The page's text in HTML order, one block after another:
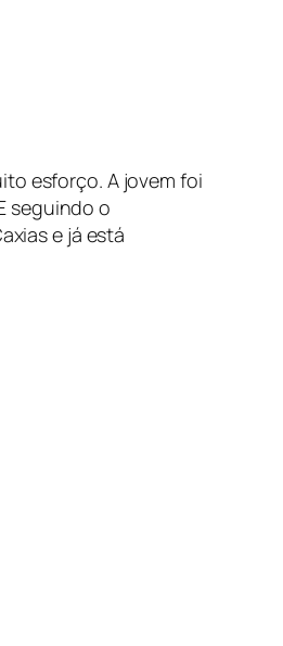
esforço. A jovem foi
seguindo o
e já está